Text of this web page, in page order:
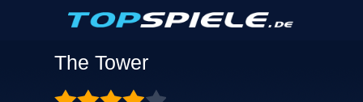
The Tower